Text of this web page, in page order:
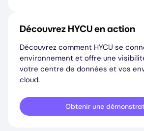
Découvrez HYCU en action
Découvrez comment HYCU se
environnement et offre une
votre centre de données et vos
cloud.
Obtenir une